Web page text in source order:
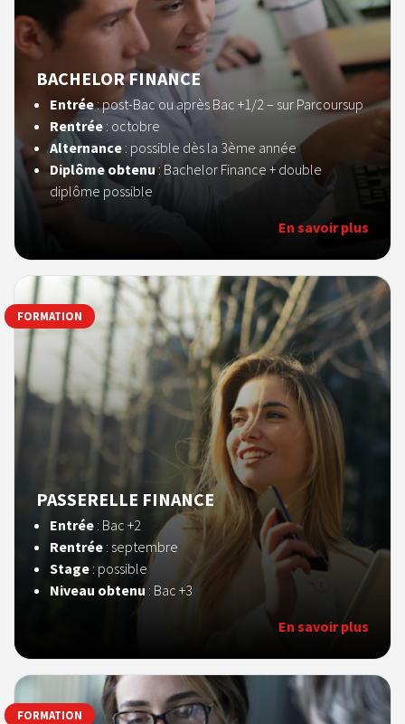
BACHELOR FINANCE
Entrée: post-Bac ou après Bac +1/2 – sur Parcoursup
Rentrée : octobre
Alternance : possible dès la 3ème année
Diplôme obtenu: Bachelor Finance + double
diplôme possible
En savoir plus
PASSERELLE FINANCE
Entrée : Bac +2
Rentrée : septembre
Stage : possible
Niveau obtenu : Bac +3
En savoir plus
FORMATION
FORMATION